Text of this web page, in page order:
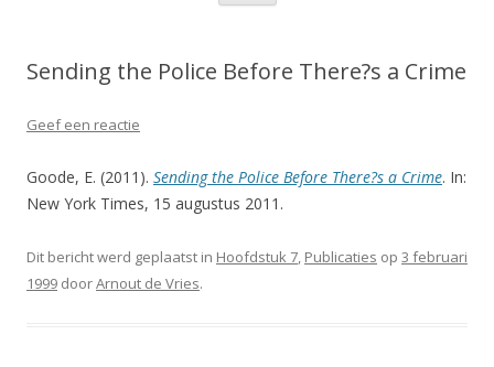
inhoud
Sending the Police Before There?s a Crime
Geef een reactie
Goode, E. (2011). Sending the Police Before There?s a Crime. In:
New York Times, 15 augustus 2011.
Dit bericht werd geplaatst in Hoofdstuk 7, Publicaties op 3 februari
1999 doorArnout de Vries.